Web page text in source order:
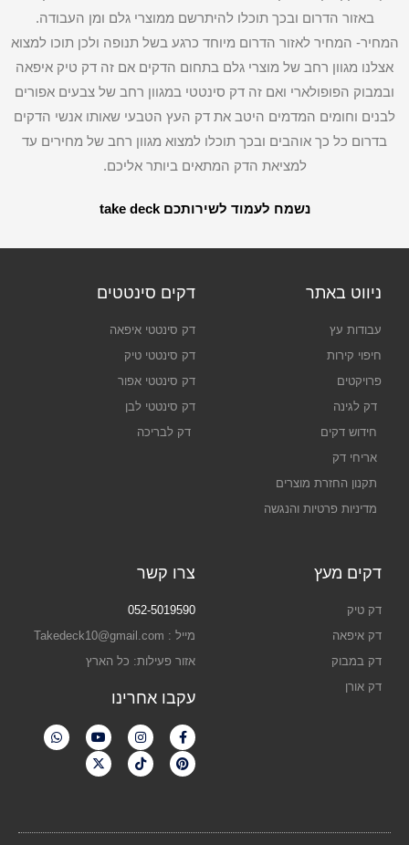
באזור הדרום ובכך תוכלו להיתרשם ממוצרי גלם ומן העבודה.
המחיר- המחיר לאזור הדרום מיוחד כרגע בשל תנופה ולכן תוכו למצוא
אצלנו מגוון רחב של מוצרי גלם בתחום הדקים אם זה דק טיק איפאה
ובמבוק הפופולארי ואם זה דק סינטטי במגוון רחב של צבעים אפורים
לבנים וחומים המדמים היטב את דק העץ הטבעי שאותו אנשי הדקים
בדרום כל כך אוהבים ובכך תוכלו למצוא מגוון רחב של מחירים עד
למציאת הדק המתאים ביותר אליכם.
נשמח לעמוד לשירותכם take deck
ניווט באתר
עבודות עץ
חיפוי קירות
פרויקטים
דק לגינה
חידוש דקים
אריחי דק
תקנון החזרת מוצרים
מדיניות פרטיות והנגשה
דקים סינטטים
דק סינטטי איפאה
דק סינטטי טיק
דק סינטטי אפור
דק סינטטי לבן
דק לבריכה
דקים מעץ
דק טיק
דק איפאה
דק במבוק
דק אורן
צרו קשר
052-5019590
מייל : Takedeck10@gmail.com
אזור פעילות: כל הארץ
עקבו אחרינו